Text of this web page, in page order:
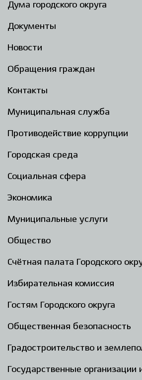
Дума городского округа
Документы
Новости
Обращения граждан
Контакты
Муниципальная служба
Противодействие коррупции
Городская среда
Социальная сфера
Экономика
Муниципальные услуги
Общество
Счётная палата Городского
Избирательная комиссия
Гостям Городского округа
Общественная безопасность
Градостроительство и
Государственные